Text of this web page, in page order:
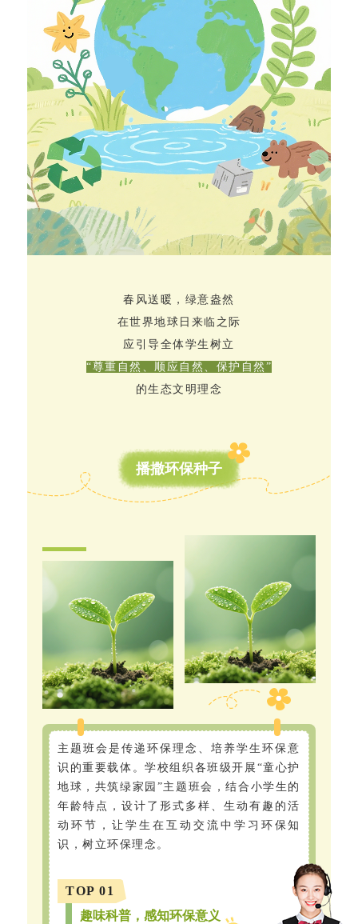
春风送暖，绿意盎然
在世界地球日来临之际
应引导全体学生树立
“尊重自然、顺应自然、保护自然”
的生态文明理念
播撒环保种子
主题班会是传递环保理念、培养学生环保意
识的重要载体。学校组织各班级开展“童心护
地球，共筑绿家园”主题班会，结合小学生的
年龄特点，设计了形式多样、生动有趣的活
动环节，让学生在互动交流中学习环保知
识，树立环保理念。
TOP 01
趣味科普，感知环保意义